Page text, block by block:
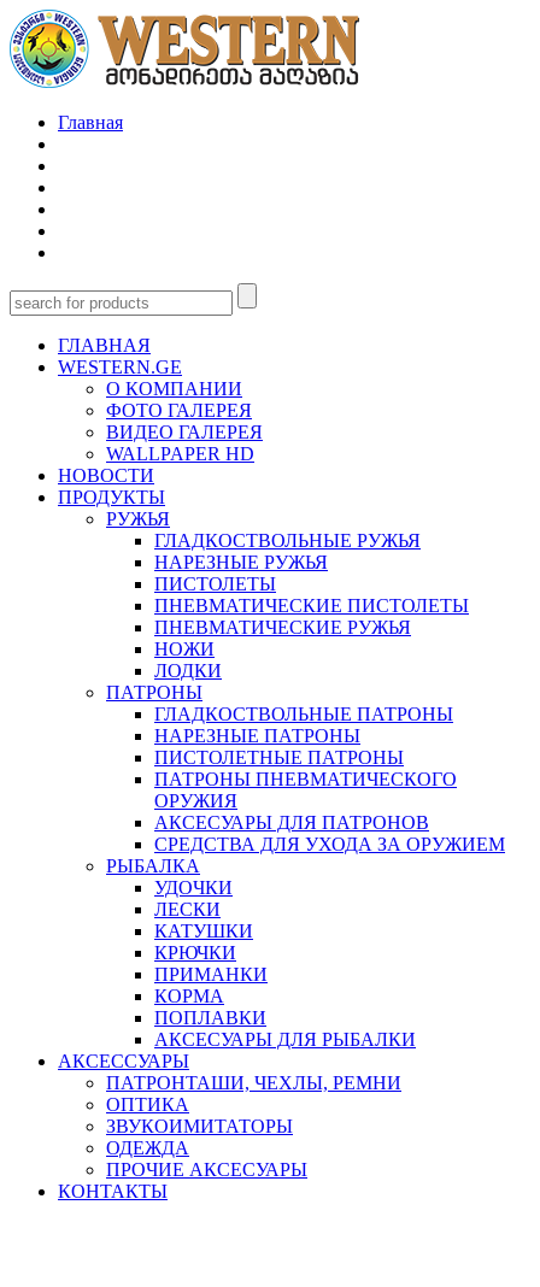
Главная
ГЛАВНАЯ
WESTERN.GE
О КОМПАНИИ
ФОТО ГАЛЕРЕЯ
ВИДЕО ГАЛЕРЕЯ
WALLPAPER HD
НОВОСТИ
ПРОДУКТЫ
РУЖЬЯ
ГЛАДКОСТВОЛЬНЫЕ РУЖЬЯ
НАРЕЗНЫЕ РУЖЬЯ
ПИСТОЛЕТЫ
ПНЕВМАТИЧЕСКИЕ ПИСТОЛЕТЫ
ПНЕВМАТИЧЕСКИЕ РУЖЬЯ
НОЖИ
ЛОДКИ
ПАТРОНЫ
ГЛАДКОСТВОЛЬНЫЕ ПАТРОНЫ
НАРЕЗНЫЕ ПАТРОНЫ
ПИСТОЛЕТНЫЕ ПАТРОНЫ
ПАТРОНЫ ПНЕВМАТИЧЕСКОГО
ОРУЖИЯ
АКСЕСУАРЫ ДЛЯ ПАТРОНОВ
СРЕДСТВА ДЛЯ УХОДА ЗА ОРУЖИЕМ
РЫБАЛКА
УДОЧКИ
ЛЕСКИ
КАТУШКИ
КРЮЧКИ
ПРИМАНКИ
КОРМА
ПОПЛАВКИ
АКСЕСУАРЫ ДЛЯ РЫБАЛКИ
АКСЕССУАРЫ
ПАТРОНТАШИ, ЧЕХЛЫ, РЕМНИ
ОПТИКА
ЗВУКОИМИТАТОРЫ
ОДЕЖДА
ПРОЧИЕ АКСЕСУАРЫ
КОНТАКТЫ